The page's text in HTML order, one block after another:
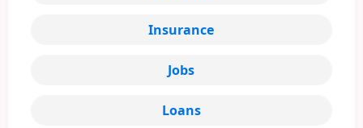
Insurance
Jobs
Loans